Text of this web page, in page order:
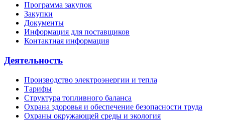
Программа закупок
Закупки
Документы
Информация для поставщиков
Контактная информация
Деятельность
Производство электроэнергии и тепла
Тарифы
Структура топливного баланса
Охрана здоровья и обеспечение безопасности труда
Охраны окружающей среды и экология